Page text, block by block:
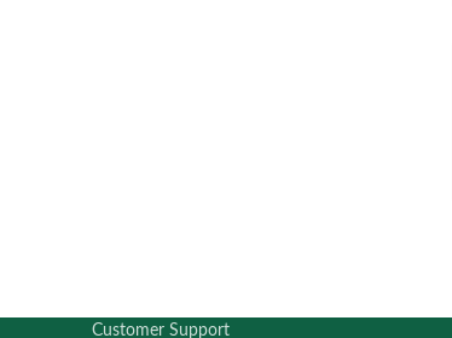
Customer Support